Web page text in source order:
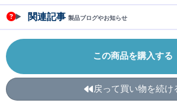
関連記事 製品ブログやお知らせ
この商品を購入する
戻って買い物を続け